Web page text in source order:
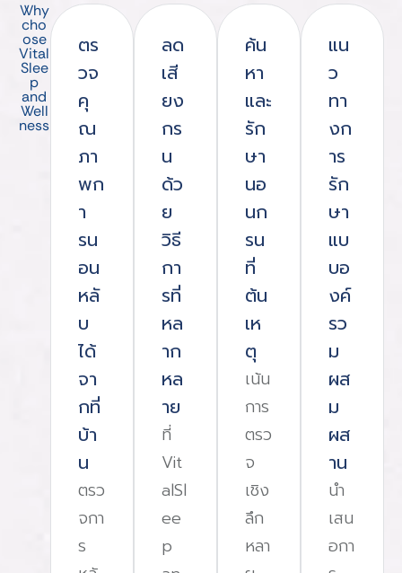
Why
cho
ose
Vital
Slee
p
and
Well
ness
ตร
วจ
คุ
ณ
ภา
พก
า
รน
อน
หลั
บ
ได้
จา
กที่
บ้า
น
ตรว
จกา
ร
ลด
เสี
ยง
กร
น
ด้ว
ย
วิธี
กา
รที่
หล
าก
หล
าย
ที่
Vit
alSl
ee
p
ค้น
หา
และ
รัก
ษา
นอ
นก
รน
ที่
ต้น
เห
ตุ
เน้น
การ
ตรว
จ
เชิง
ลึก
หลา
แน
ว
ทา
งก
าร
รัก
ษา
แบ
บอ
งค์
รว
ม
ผส
ม
ผส
าน
นํา
เสน
อกา